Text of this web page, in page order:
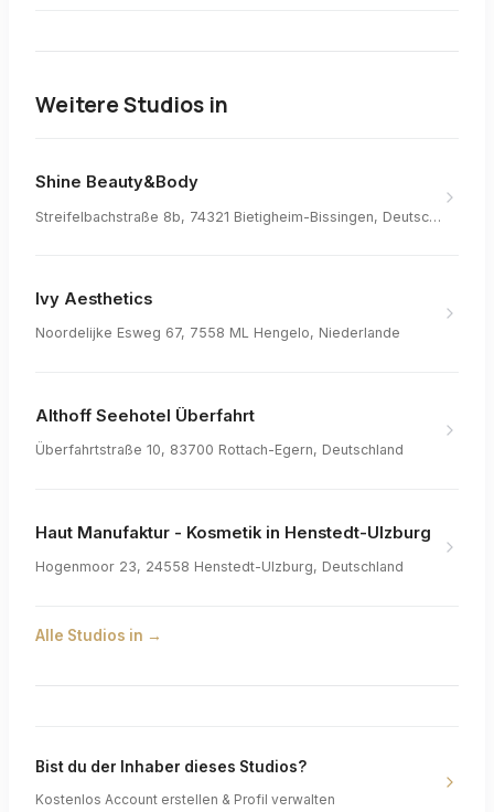
Weitere Studios in
Shine Beauty&Body
Streifelbachstraße 8b, 74321 Bietigheim-Bissingen, Deutschland
Ivy Aesthetics
Noordelijke Esweg 67, 7558 ML Hengelo, Niederlande
Althoff Seehotel Überfahrt
Überfahrtstraße 10, 83700 Rottach-Egern, Deutschland
Haut Manufaktur - Kosmetik in Henstedt-Ulzburg
Hogenmoor 23, 24558 Henstedt-Ulzburg, Deutschland
Alle Studios in →
Bist du der Inhaber dieses Studios?
Kostenlos Account erstellen & Profil verwalten